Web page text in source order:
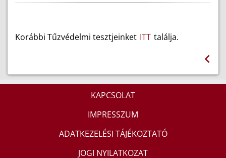
Korábbi Tűzvédelmi tesztjeinket ITT találja.
KAPCSOLAT
IMPRESSZUM
ADATKEZELÉSI TÁJÉKOZTATÓ
JOGI NYILATKOZAT